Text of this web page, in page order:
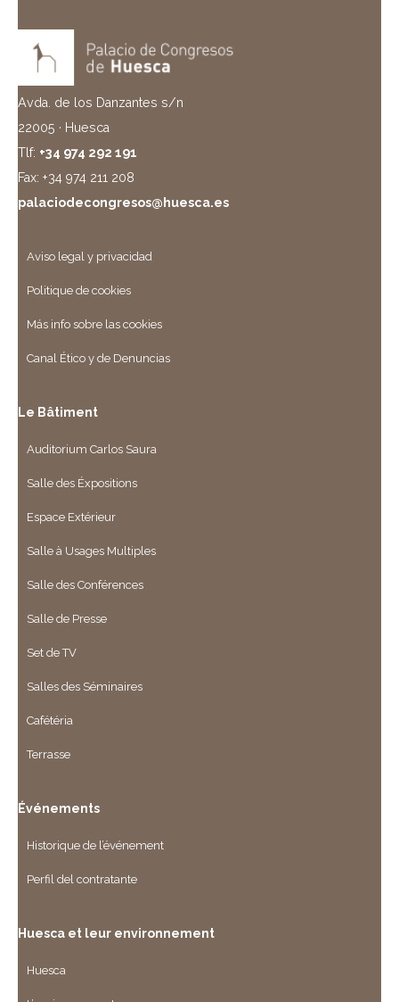
Avda. de los Danzantes s/n
22005 · Huesca
Tlf: +34 974 292 191
Fax: +34 974 211 208
palaciodecongresos@huesca.es
Aviso legal y privacidad
Politique de cookies
Más info sobre las cookies
Canal Ético y de Denuncias
Le Bâtiment
Auditorium Carlos Saura
Salle des Éxpositions
Espace Extérieur
Salle à Usages Multiples
Salle des Conférences
Salle de Presse
Set de TV
Salles des Séminaires
Cafétéria
Terrasse
Événements
Historique de l’événement
Perfil del contratante
Huesca et leur environnement
Huesca